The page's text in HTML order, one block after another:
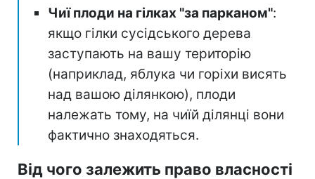
Чиї плоди на гілках "за парканом":
якщо гілки сусідського дерева
заступають на вашу територію
(наприклад, яблука чи горіхи висять
над вашою ділянкою), плоди
належать тому, на чиїй ділянці вони
фактично знаходяться.
Від чого залежить право власності